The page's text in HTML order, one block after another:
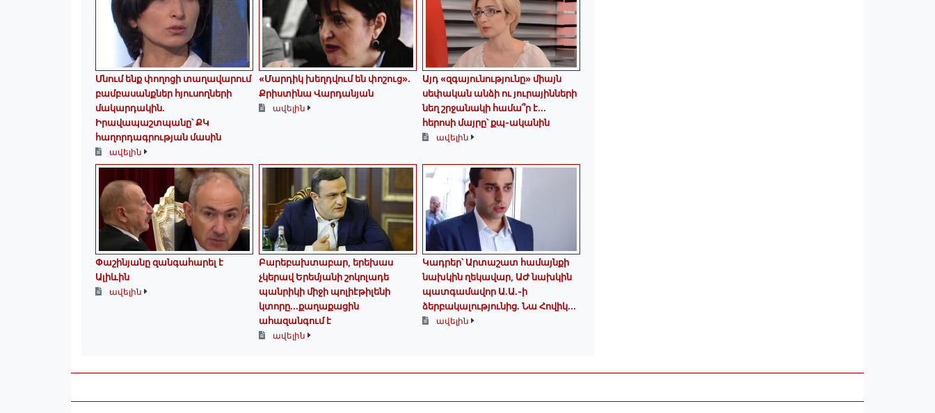
Մնում ենք փողոցի տաղավարում
բամբասանքներ հյուսողների
մակարդակին․
Իրավապաշտպանը՝ ՔԿ
հաղորդագրության մասին
ավելին
«Մարդիկ խեղդվում են փոշուց»․
Քրիստինա Վարդանյան
ավելին
Այդ «զգայունությունը» միայն
սեփական անձի ու յուրայինների
նեղ շրջանակի համա՞ր է․․․
հերոսի մայրը՝ քպ-ականին
ավելին
Փաշինյանը զանգահարել է
Ալիևին
ավելին
Բարեբախտաբար, երեխաս
չկերավ Երեմյանի շոկոլադե
պանրիկի միջի պոլիէթիլենի
կտորը․․․քաղաքացին
ահազանգում է
ավելին
Կադրեր՝ Արտաշատ համայնքի
նախկին ղեկավար, ԱԺ նախկին
պատգամավոր Ա.Ա.-ի
ձերբակալությունից. Նա Հովիկ...
ավելին